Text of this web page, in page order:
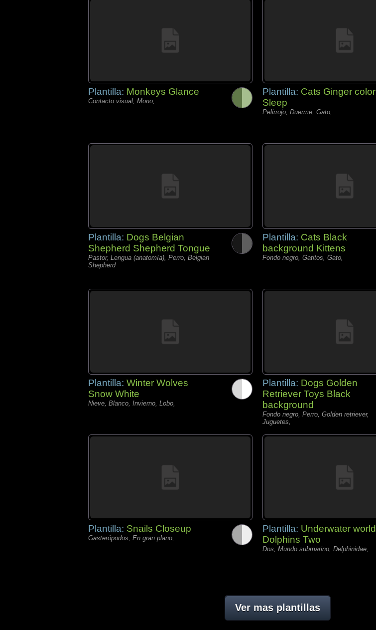
Plantilla: Monkeys Glance
Contacto visual, Mono,
Plantilla: Cats Ginger color
Sleep
Pelirrojo, Duerme, Gato,
Plantilla: Dogs Belgian
Shepherd Shepherd Tongue
Pastor, Lengua (anatomía), Perro, Belgian
Shepherd
Plantilla: Cats Black
background Kittens
Fondo negro, Gatitos, Gato,
Plantilla: Winter Wolves
Snow White
Nieve, Blanco, Invierno, Lobo,
Plantilla: Dogs Golden
Retriever Toys Black
background
Fondo negro, Perro, Golden retriever,
Juguetes,
Plantilla: Snails Closeup
Gasterópodos, En gran plano,
Plantilla: Underwater world
Dolphins Two
Dos, Mundo submarino, Delphinidae,
Ver mas plantillas